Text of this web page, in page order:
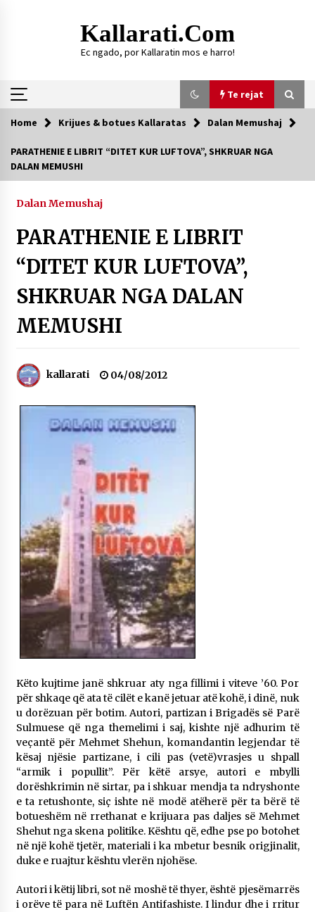
Kallarati.com
Ec ngado, por Kallaratin mos e harro!
Te rejat
Te rejat
16/07/2026
Gazeta Kallarati nr. 118
07/07/2026
SI U ARRIT TË REALIZOHEJ PERLA FOLKLORIKE
06/06/2026
NË KALLARAT, NË “FSHATIN E DJEGUR” U
26/05/2026
28/01/2026
Mbi kockat e martirëve ngrihet Atdheu
17/10/2025
Gazeta Kallarati nr. 115
14/10/2025
Faksimilet e një 83 vjetori lufte: Çfarë shkruan
Vexhi Buharaja për Heroin e Popullit, Mumin
Selami.
04/10/2025
KALLARATI NË AKSIONET KOMBËTARE PËR
RINDËRTIMIN E VENDIT – NGA ÇIZE XHAFERAJ
– ËNGJËLL HASIMAJ – “KUJTIMET E MIA PËR
KALLARATIN SI MËSUES I MATEMATIKËS, POR
EDHE SI NJË BANOR I PËRKOHSHËM I TIJ”
12/09/2025
Gazeta Kallarati nr. 114
06/02/2025
Home Krijues & botues Kallaratas Dalan Memushaj
PARATHENIE E LIBRIT “DITET KUR LUFTOVA”, SHKRUAR NGA
DALAN MEMUSHI
Dalan Memushaj
PARATHENIE E LIBRIT
“DITET KUR LUFTOVA”,
SHKRUAR NGA DALAN
MEMUSHI
kallarati 04/08/2012
Këto kujtime janë shkruar aty nga fillimi i viteve ’60. Por
për shkaqe që ata të cilët e kanë jetuar atë kohë, i dinë, nuk
u dorëzuan për botim. Autori, partizan i Brigadës së Parë
Sulmuese që nga themelimi i saj, kishte një adhurim të
veçantë për Mehmet Shehun, komandantin legjendar të
kësaj njësie partizane, i cili pas (vetë)vrasjes u shpall
“armik i popullit”. Për këtë arsye, autori e mbylli
dorëshkrimin në sirtar, pa i shkuar mendja ta ndryshonte
e ta retushonte, siç ishte në modë atëherë për ta bërë të
botueshëm në rrethanat e krijuara pas daljes së Mehmet
Shehut nga skena politike. Kështu që, edhe pse po botohet
në një kohë tjetër, materiali i ka mbetur besnik origjinalit,
duke e ruajtur kështu vlerën njohëse.
Autori i këtij libri, sot në moshë të thyer, është pjesëmarrës
i orëve të para në Luftën Antifashiste. I lindur dhe i rritur